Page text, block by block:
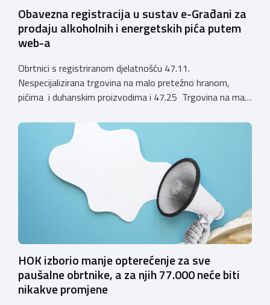
Obavezna registracija u sustav e-Građani za
prodaju alkoholnih i energetskih pića putem
web-a
Obrtnici s registriranom djelatnošću 47.11.
Nespecijalizirana trgovina na malo pretežno hranom,
pićima i duhanskim proizvodima i 47.25 Trgovina na malo
koja sadrže alkohol i energetska pića dužni su uskladiti
svoje poslovne procese i osigurati tehničko rješenje za
vjerodostojnu provjeru punoljetnosti kupca putem
sustava e-Građani ili putem mobilne […]
HOK izborio manje opterećenje za sve
paušalne obrtnike, a za njih 77.000 neće biti
nikakve promjene